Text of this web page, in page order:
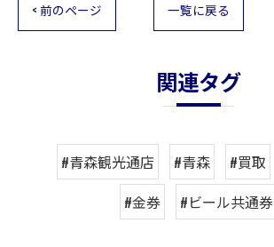
< 前のページ 一覧に戻る
関連タグ
#青森観光通店 #青森 #買取
#金券
#ビール共通券